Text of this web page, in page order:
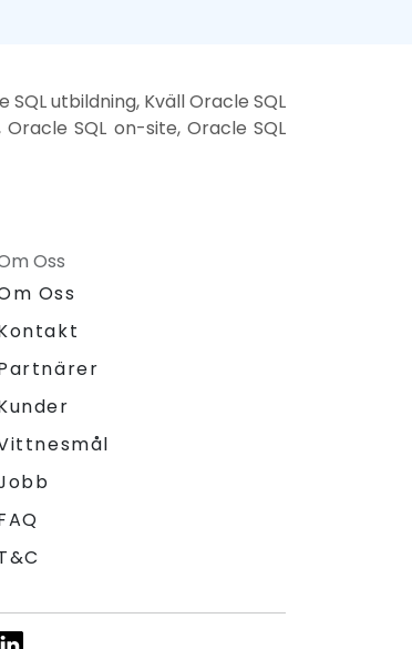
utbildning, Kväll Oracle SQL
SQL on-site, Oracle SQL
Oss
Oss